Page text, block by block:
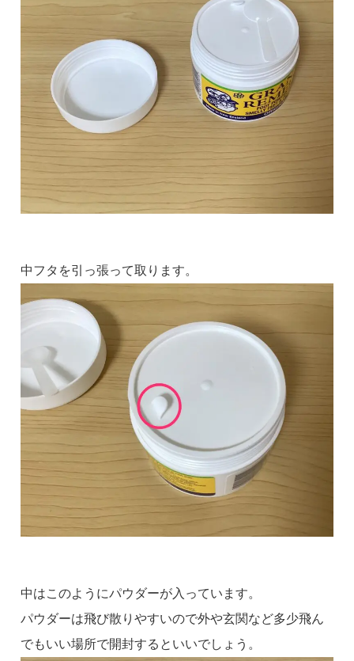
中フタを引っ張って取ります。
中はこのようにパウダーが入っています。
パウダーは飛び散りやすいので外や玄関など多少飛ん
でもいい場所で開封するといいでしょう。